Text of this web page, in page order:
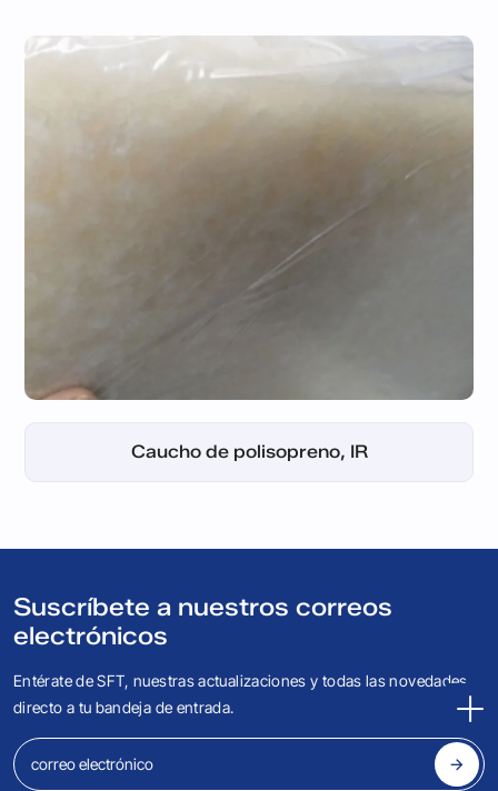
Caucho de butilo, IIR
Caucho crepé
Caucho EPDM
Caucho FKM
Caucho de polisopreno, IR
Caucho recuperado natural
Caucho recuperado NBR
Caucho de neopreno, CR
Caucho de nitrilo, NBR
Caucho de polibutadieno, BR
Caucho de silicona, SR
Caucho estándar
Suscríbete a nuestros correos
electrónicos
Entérate de SFT, nuestras actualizaciones y todas las novedades,
directo a tu bandeja de entrada.